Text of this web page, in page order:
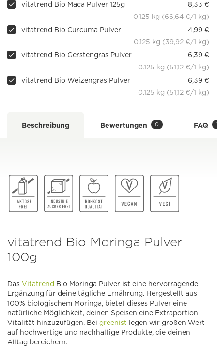
vitatrend Bio Maca Pulver 125g
8,33 €
0.125 kg (66,64 €/1 kg)
vitatrend Bio Curcuma Pulver
4,99 €
0.125 kg (39,92 €/1 kg)
vitatrend Bio Gerstengras Pulver
6,39 €
0.125 kg (51,12 €/1 kg)
vitatrend Bio Weizengras Pulver
6,39 €
0.125 kg (51,12 €/1 kg)
Beschreibung Bewertungen 0 FAQ
vitatrend Bio Moringa Pulver
100g
Das Vitatrend Bio Moringa Pulver ist eine hervorragende
Ergänzung für deine tägliche Ernährung. Hergestellt aus
100% biologischem Moringa, bietet dieses Pulver eine
natürliche Möglichkeit, deinen Speisen eine Extraportion
Vitalität hinzuzufügen. Bei greenist legen wir großen Wert
auf hochwertige und nachhaltige Produkte, die deinen
Alltag bereichern.